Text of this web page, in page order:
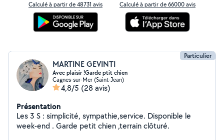
Calculé à partir de 48731 avis Calculé à partir de 66000 avis
Particulier
MARTINE GEVINTI
Avec plaisir !Garde ptit chien
Cagnes-sur-Mer (Saint-Jean)
4,8/5 (28 avis)
Présentation
Les 3 S : simplicité, sympathie,service. Disponible le
week-end . Garde petit chien ,terrain clôturé.